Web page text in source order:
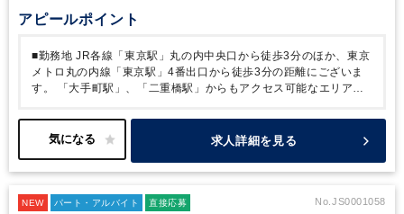
アピールポイント
■勤務地 JR各線「東京駅」丸の内中央口から徒歩3分のほか、東京
メトロ丸の内線「東京駅」4番出口から徒歩3分の距離にございま
す。
「大手町駅」、「二重橋駅」からもアクセス可能なエリアで
多く、スタートアップからIPO準備会社・老舗企業まで多岐に渡り
ます。売上規模数十億円がクライアントのボリュームゾーンとなる
る環境でございます。
■働き方
・週3日～×時短勤務のご相談がで
求人詳細を見る
NEW パート・アルバイト 直接応募 No.JS0001058